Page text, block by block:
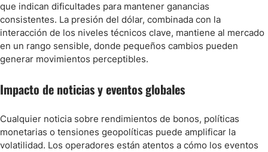
que indican dificultades para mantener ganancias
consistentes. La presión del dólar, combinada con la
interacción de los niveles técnicos clave, mantiene al mercado
en un rango sensible, donde pequeños cambios pueden
generar movimientos perceptibles.
Impacto de noticias y eventos globales
Cualquier noticia sobre rendimientos de bonos, políticas
monetarias o tensiones geopolíticas puede amplificar la
volatilidad. Los operadores están atentos a cómo los eventos